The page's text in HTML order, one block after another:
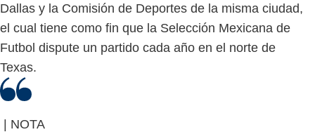
Dallas y la Comisión de Deportes de la misma ciudad,
el cual tiene como fin que la Selección Mexicana de
Futbol dispute un partido cada año en el norte de
Texas.
| NOTA